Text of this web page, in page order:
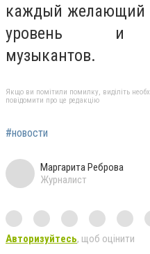
каждый желающий
уровень и
музыкантов.
Якщо ви помітили помилку, виділіть
повідомити про це редакцію
#новости
Маргарита Реброва
Журналист
Авторизуйтесь, щоб оцінити